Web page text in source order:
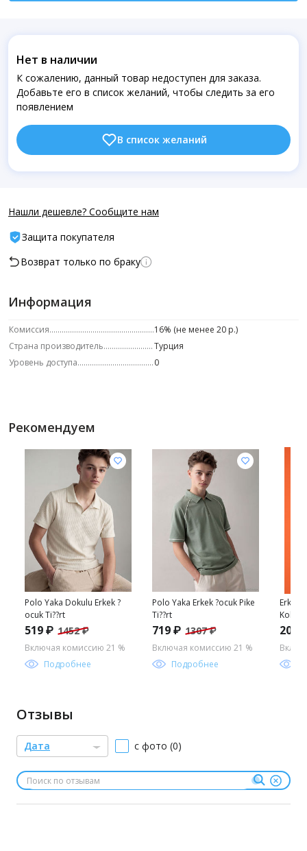
Нет в наличии
К сожалению, данный товар недоступен для заказа.
Добавьте его в список желаний, чтобы следить за его
появлением
В список желаний
Нашли дешевле? Сообщите нам
Защита покупателя
Возврат только по браку
Информация
Комиссия
16% (не менее 20 р.)
Страна производитель
Турция
Уровень доступа
0
Рекомендуем
Polo Yaka Dokulu Erkek ?
ocuk Ti??rt
519 ₽ 1452 ₽
Включая комиссию 21 %
Подробнее
Polo Yaka Erkek ?ocuk Pike
Ti??rt
719 ₽ 1307 ₽
Включая комиссию 21 %
Подробнее
Erkek
Kollu
Отзывы
Дата с фото (0)